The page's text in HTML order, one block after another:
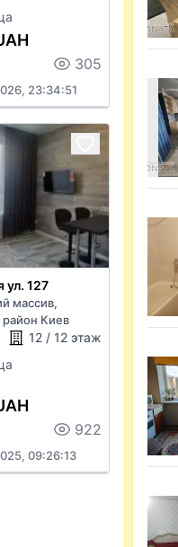
305
23:34:51
ул. 127
массив,
Киев
12 / 12 этаж
922
09:26:13